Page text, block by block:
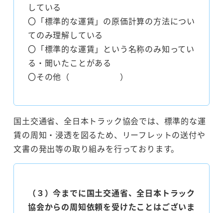
している
〇「標準的な運賃」の原価計算の方法につい
てのみ理解している
〇「標準的な運賃」という名称のみ知ってい
る・聞いたことがある
〇その他（ ）
国土交通省、全日本トラック協会では、標準的な運
賃の周知・浸透を図るため、リーフレットの送付や
文書の発出等の取り組みを行っております。
（３）今までに国土交通省、全日本トラック
協会からの周知依頼を受けたことはございま